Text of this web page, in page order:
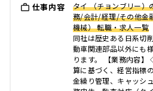
仕事内容
タイ （チョンブリー
務/会計/経理/その他金
機械） 転職・求人一覧
同社は歴史ある日系切
動車関連部品以外にも
ります。 【業務内容
算に基づく、経営指標
金繰り管理、キャッシ